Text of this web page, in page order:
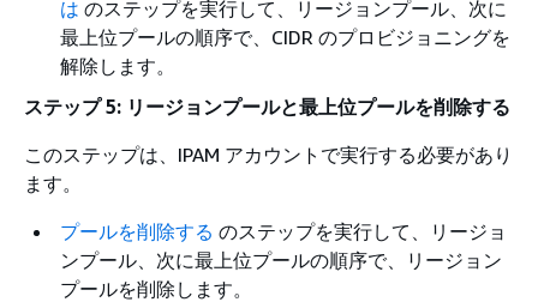
は のステップを実行して、リージョンプール、次に
最上位プールの順序で、CIDR のプロビジョニングを
解除します。
ステップ 5: リージョンプールと最上位プールを削除する
このステップは、IPAM アカウントで実行する必要があり
ます。
プールを削除する のステップを実行して、リージョ
ンプール、次に最上位プールの順序で、リージョン
プールを削除します。